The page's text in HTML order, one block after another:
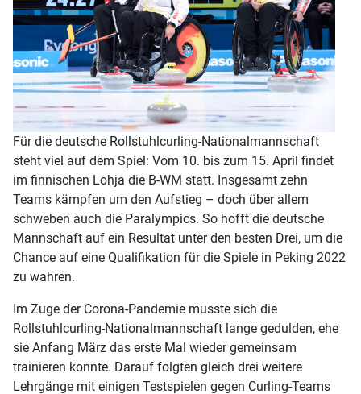
Für die deutsche Rollstuhlcurling-Nationalmannschaft
steht viel auf dem Spiel: Vom 10. bis zum 15. April findet
im finnischen Lohja die B-WM statt. Insgesamt zehn
Teams kämpfen um den Aufstieg – doch über allem
schweben auch die Paralympics. So hofft die deutsche
Mannschaft auf ein Resultat unter den besten Drei, um die
Chance auf eine Qualifikation für die Spiele in Peking 2022
zu wahren.
Im Zuge der Corona-Pandemie musste sich die
Rollstuhlcurling-Nationalmannschaft lange gedulden, ehe
sie Anfang März das erste Mal wieder gemeinsam
trainieren konnte. Darauf folgten gleich drei weitere
Lehrgänge mit einigen Testspielen gegen Curling-Teams